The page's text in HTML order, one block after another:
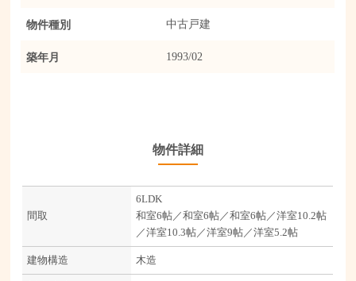
物件種別 中古戸建
築年月 1993/02
物件詳細
間取
6LDK
和室6帖／和室6帖／和室6帖／洋室10.2帖
／洋室10.3帖／洋室9帖／洋室5.2帖
建物構造 木造